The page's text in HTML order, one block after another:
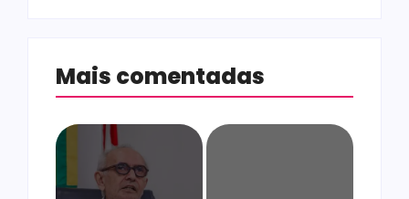
Mais comentadas